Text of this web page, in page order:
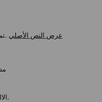
تمت ترجمة بعض المعلومات تلقائياً. عرض النص الأصلي
مدة
الالتقاء والترحيب في مطار ميلانو.